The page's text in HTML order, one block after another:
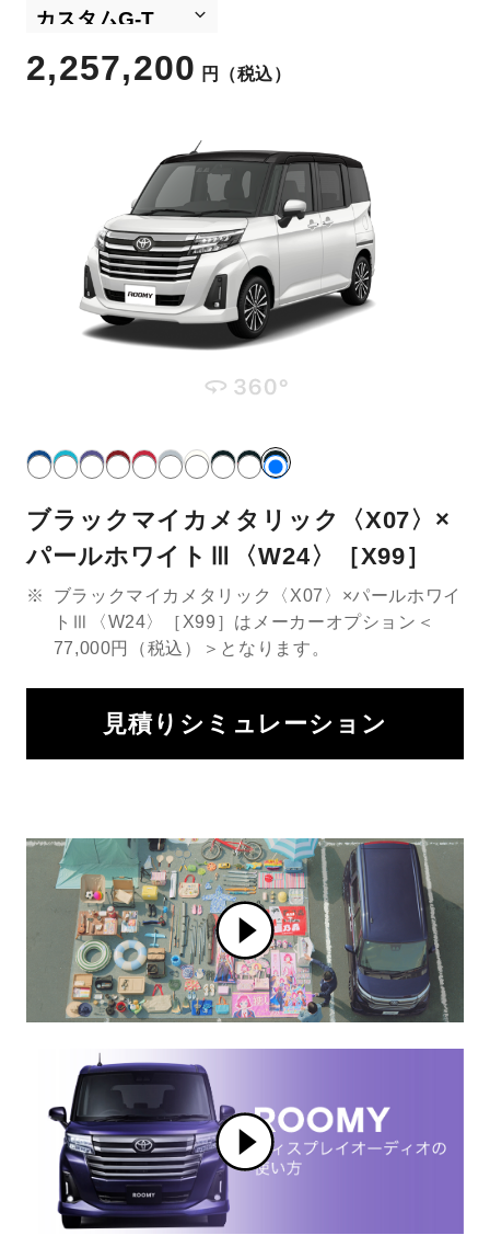
2,257,200 円 （税込）
ブラックマイカメタリック〈X07〉×
パールホワイトⅢ〈W24〉［X99］
※
ブラックマイカメタリック〈X07〉×パールホワイ
トⅢ〈W24〉［X99］はメーカーオプション＜
77,000円（税込）＞となります。
見積りシミュレーション